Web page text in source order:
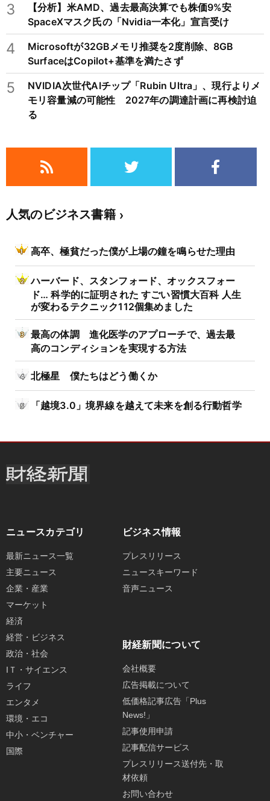
3
【分析】米AMD、過去最高決算でも株価9%安
SpaceXマスク氏の「Nvidia一本化」宣言受け
4
Microsoftが32GBメモリ推奨を2度削除、8GB
SurfaceはCopilot+基準を満たさず
5
NVIDIA次世代AIチップ「Rubin Ultra」、現行よりメ
モリ容量減の可能性 2027年の調達計画に再検討迫
る
人気のビジネス書籍
高卒、極貧だった僕が上場の鐘を鳴らせた理由
ハーバード、スタンフォード、オックスフォー
ド… 科学的に証明された すごい習慣大百科 人生
が変わるテクニック112個集めました
最高の体調 進化医学のアプローチで、過去最
高のコンディションを実現する方法
北極星 僕たちはどう働くか
「越境3.0」境界線を越えて未来を創る行動哲学
ニュースカテゴリ
最新ニュース一覧
主要ニュース
企業・産業
マーケット
経済
経営・ビジネス
政治・社会
IＴ・サイエンス
ライフ
エンタメ
環境・エコ
中小・ベンチャー
国際
ビジネス情報
プレスリリース
ニュースキーワード
音声ニュース
財経新聞について
会社概要
広告掲載について
低価格記事広告「Plus
News!」
記事使用申請
記事配信サービス
プレスリリース送付先・取
材依頼
お問い合わせ